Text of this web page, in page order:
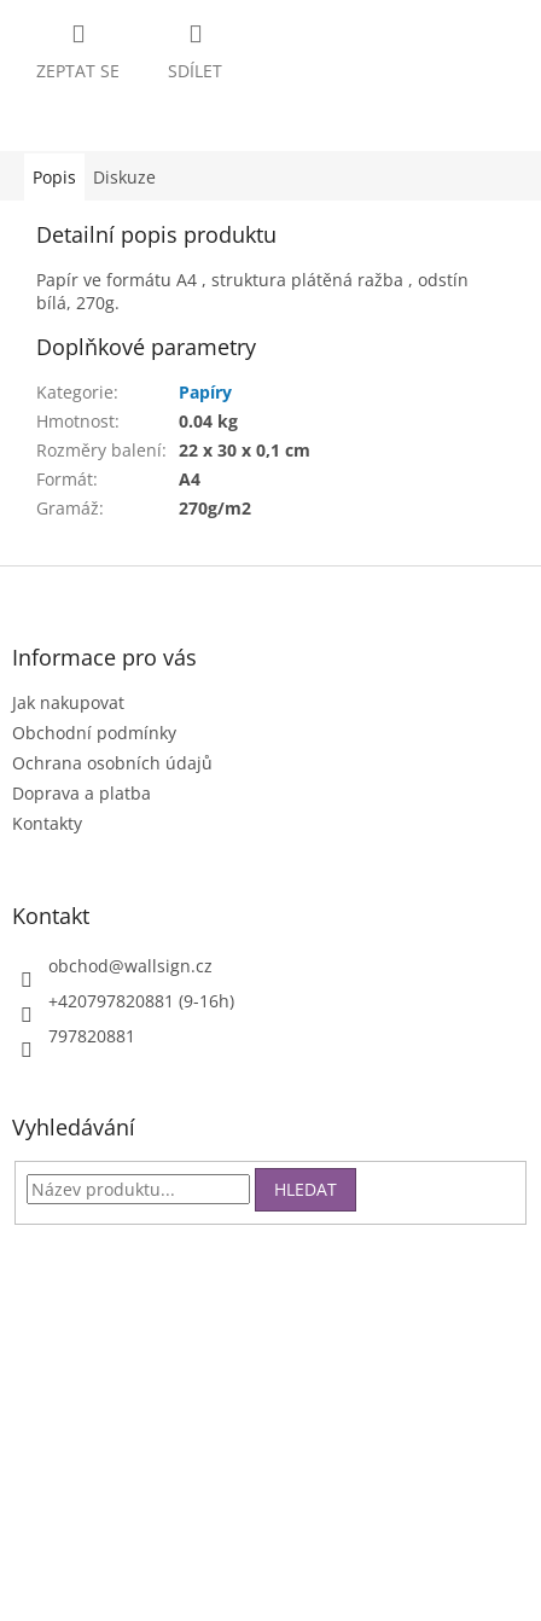
ZEPTAT SE SDÍLET
Popis Diskuze
Detailní popis produktu
Papír ve formátu A4 , struktura plátěná ražba , odstín
bílá, 270g.
Doplňkové parametry
Kategorie:
Papíry
Hmotnost:
0.04 kg
Rozměry balení: 22 x 30 x 0,1 cm
Formát:
A4
Gramáž: 270g/m2
Z
Informace pro vás
Jak nakupovat
Obchodní podmínky
Ochrana osobních údajů
Doprava a platba
Kontakty
Kontakt
obchod@wallsign.cz
+420797820881 (9-16h)
797820881
Vyhledávání
HLEDAT